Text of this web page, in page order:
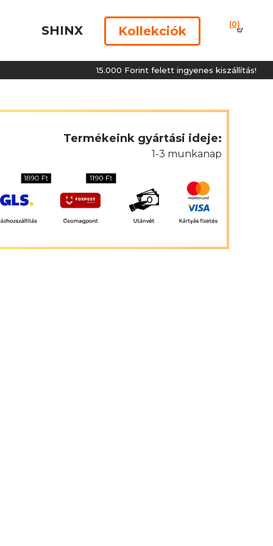
SHINX Kollekciók (0)
15.000 Forint felett ingyenes kiszállítás!
Termékeink gyártási ideje:
1-3 munkanap